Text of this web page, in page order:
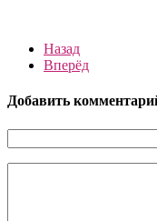
Назад
Вперёд
Добавить